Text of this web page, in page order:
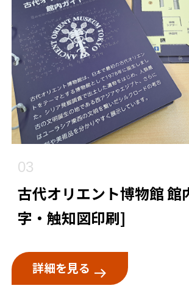
03
古代オリエント博物館 館
字・触知図印刷]
詳細を見る